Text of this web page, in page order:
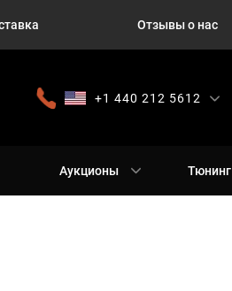
Отзывы о нас
+1 440 212 5612
Аукционы Тюнинг